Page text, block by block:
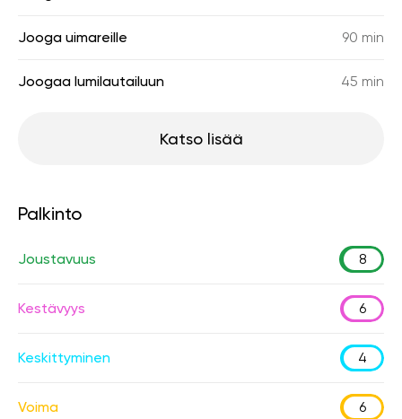
Jooga uimareille 90 min
Joogaa lumilautailuun 45 min
Katso lisää
Palkinto
Joustavuus 8
Kestävyys 6
Keskittyminen 4
Voima 6